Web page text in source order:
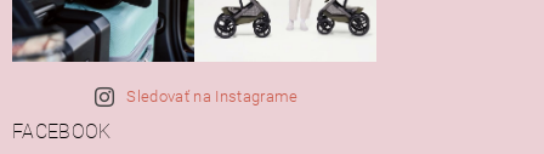
Sledovať na Instagrame
FACEBOOK